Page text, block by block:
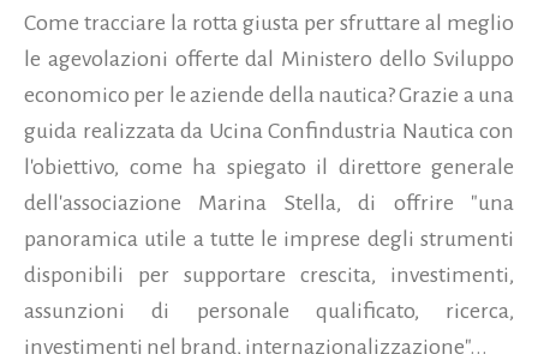
Come tracciare la rotta giusta per sfruttare al meglio
le agevolazioni offerte dal Ministero dello Sviluppo
economico per le aziende della nautica? Grazie a una
guida realizzata da Ucina Confindustria Nautica con
l'obiettivo, come ha spiegato il direttore generale
dell'associazione Marina Stella, di offrire "una
panoramica utile a tutte le imprese degli strumenti
disponibili per supportare crescita, investimenti,
assunzioni di personale qualificato, ricerca,
investimenti nel brand, internazionalizzazione"...